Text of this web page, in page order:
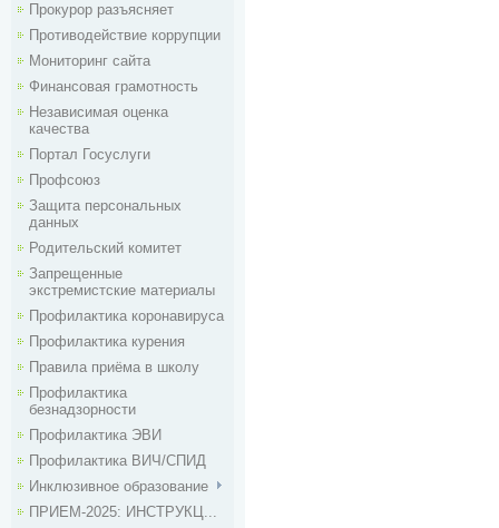
Прокурор разъясняет
Противодействие коррупции
Мониторинг сайта
Финансовая грамотность
Независимая оценка
качества
Портал Госуслуги
Профсоюз
Защита персональных
данных
Родительский комитет
Запрещенные
экстремистские материалы
Профилактика коронавируса
Профилактика курения
Правила приёма в школу
Профилактика
безнадзорности
Профилактика ЭВИ
Профилактика ВИЧ/СПИД
Инклюзивное образование
ПРИЕМ-2025: ИНСТРУКЦ...